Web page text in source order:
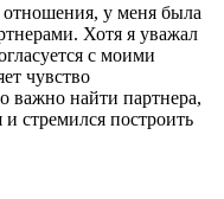
у меня была
Хотя я уважал
с моими
чувство
важно найти партнера,
стремился построить